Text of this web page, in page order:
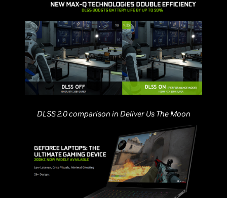
DLSS 2.0 comparison in Deliver Us The Moon